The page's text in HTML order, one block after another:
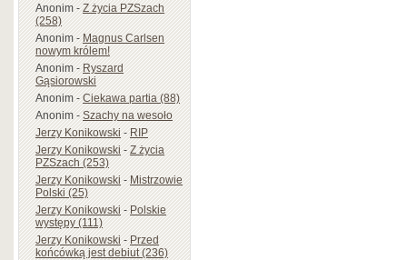
Anonim-Z życia PZSzach
(258)
Anonim-Magnus Carlsen
nowym królem!
Anonim-Ryszard
Gąsiorowski
Anonim-Ciekawa partia (88)
Anonim-Szachy na wesoło
Jerzy Konikowski-RIP
Jerzy Konikowski-Z życia
PZSzach (253)
Jerzy Konikowski-Mistrzowie
Polski (25)
Jerzy Konikowski-Polskie
występy (111)
Jerzy Konikowski-Przed
końcówką jest debiut (236)